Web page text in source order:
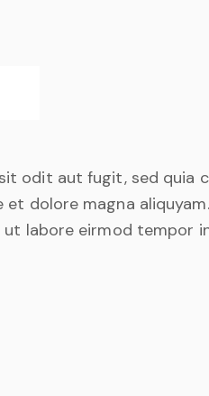
odit aut fugit, sed quia
dolore magna
labore eirmod tempor